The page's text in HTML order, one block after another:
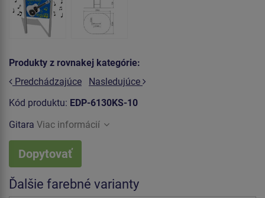
Produkty z rovnakej kategórie:
Predchádzajúce
Nasledujúce
Kód produktu: EDP-6130KS-10
Gitara Viac informácií
Dopytovať
Ďalšie farebné varianty